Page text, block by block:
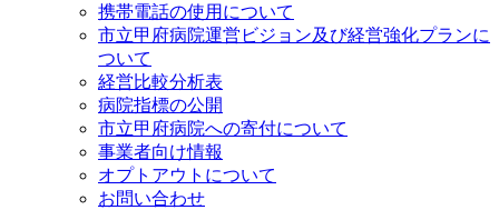
携帯電話の使用について
市立甲府病院運営ビジョン及び経営強化プランに
ついて
経営比較分析表
病院指標の公開
市立甲府病院への寄付について
事業者向け情報
オプトアウトについて
お問い合わせ